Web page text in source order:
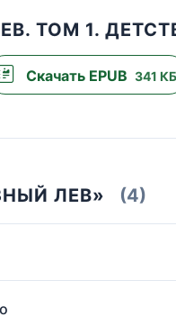
ТОМ 1.
Скачать EPUB 341 КБ
ЛЕВ» (4)